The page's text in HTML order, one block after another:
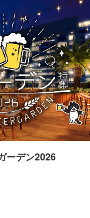
ーデン2026